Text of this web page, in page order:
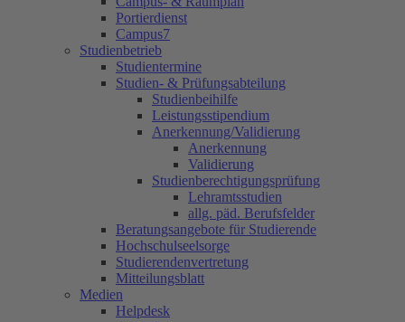
Portierdienst
Campus7
Studienbetrieb
Studientermine
Studien- & Prüfungsabteilung
Studienbeihilfe
Leistungsstipendium
Anerkennung/Validierung
Anerkennung
Validierung
Studienberechtigungsprüfung
Lehramtsstudien
allg. päd. Berufsfelder
Beratungsangebote für Studierende
Hochschulseelsorge
Studierendenvertretung
Mitteilungsblatt
Medien
Helpdesk